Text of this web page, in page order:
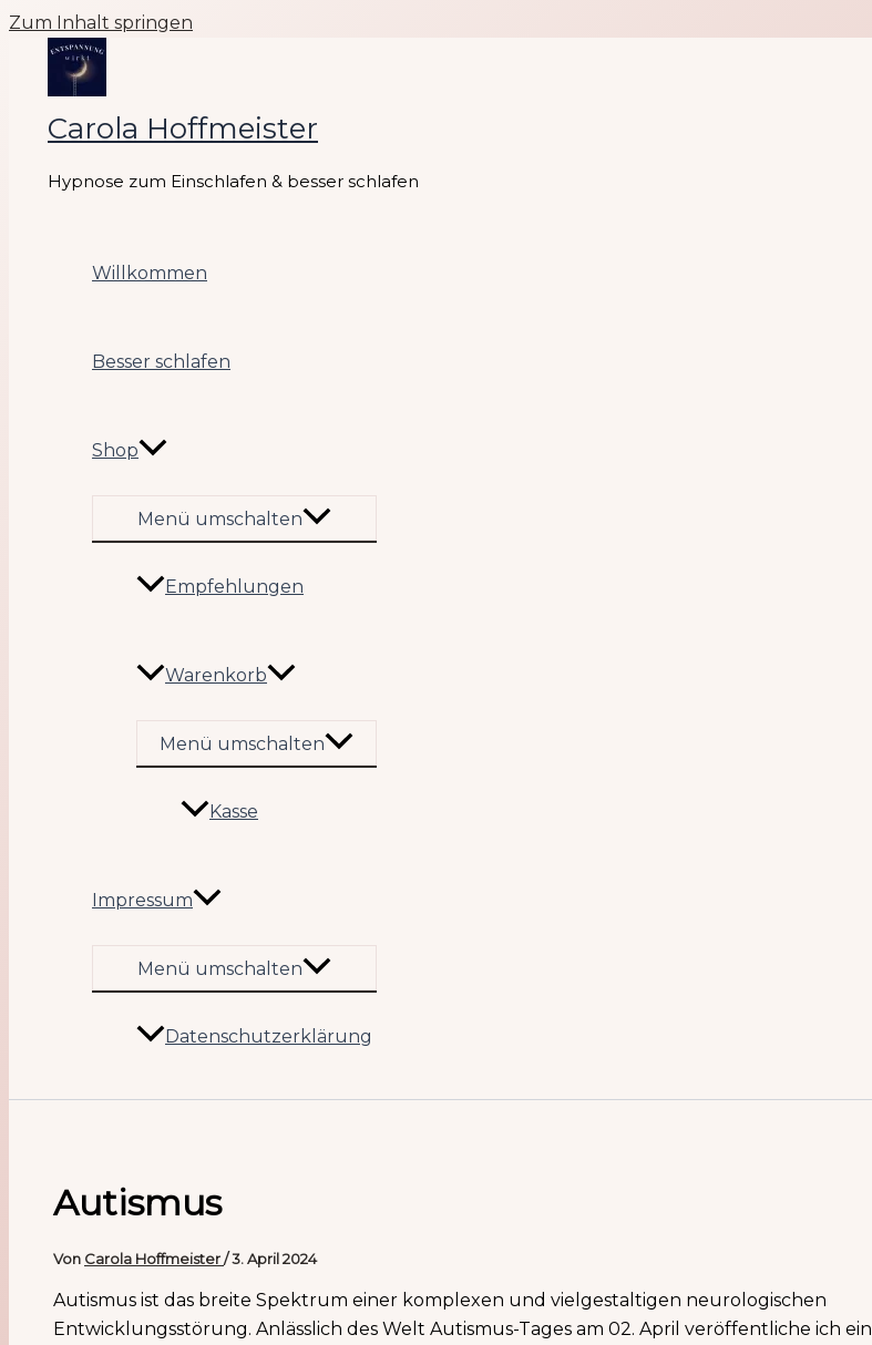
Zum Inhalt springen
Carola Hoffmeister
Hypnose zum Einschlafen & besser schlafen
Willkommen
Besser schlafen
Shop
Menü umschalten
Empfehlungen
Warenkorb
Menü umschalten
Kasse
Impressum
Menü umschalten
Datenschutzerklärung
Autismus
Von Carola Hoffmeister/3. April 2024
Autismus ist das breite Spektrum einer komplexen und vielgestaltigen neurologischen
Entwicklungsstörung. Anlässlich des Welt Autismus-Tages am 02. April veröffentliche ich ein